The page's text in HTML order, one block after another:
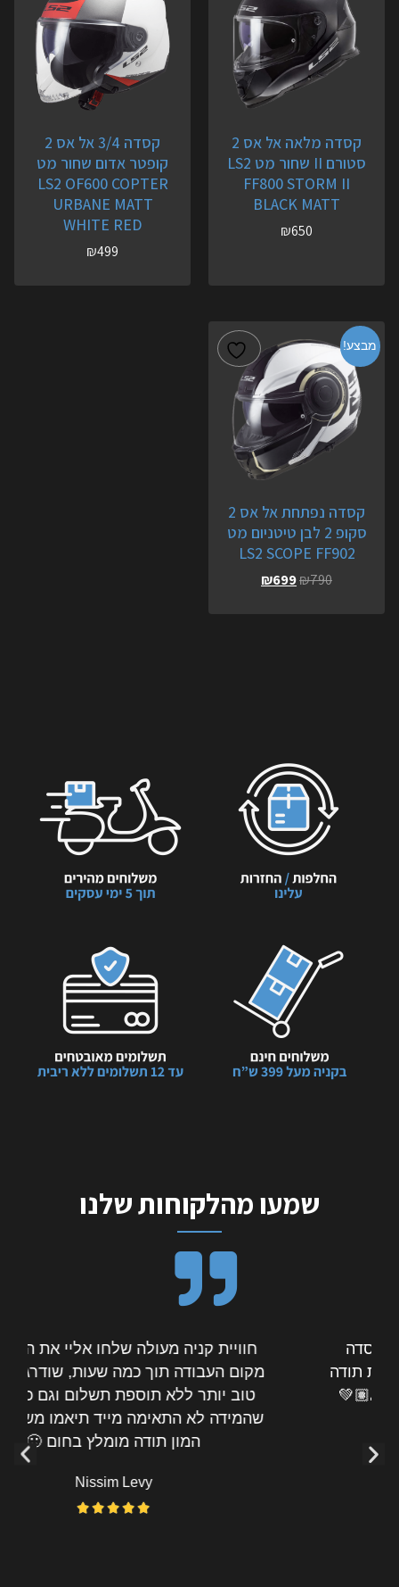
קסדה מלאה אל אס 2
סטורם II שחור מט LS2
FF800 STORM II
BLACK MATT
₪650
קסדה 3/4 אל אס 2
קופטר אדום שחור מט
LS2 OF600 COPTER
URBANE MATT
WHITE RED
₪499
מבצע!
קסדה נפתחת אל אס 2
סקופ 2 לבן טיטניום מט
LS2 SCOPE FF902
₪790
₪699
שמעו מהלקוחות שלנו
חוויית קניה מעולה שלחו אליי את המוצר עד
מקום העבודה תוך כמה שעות, שודרגתי למוצר
טוב יותר ללא תוספת תשלום וגם כששמעט
שהמידה לא התאימה מייד תיאמו משלוח נוסף
המון תודה מומלץ בחום 🙂